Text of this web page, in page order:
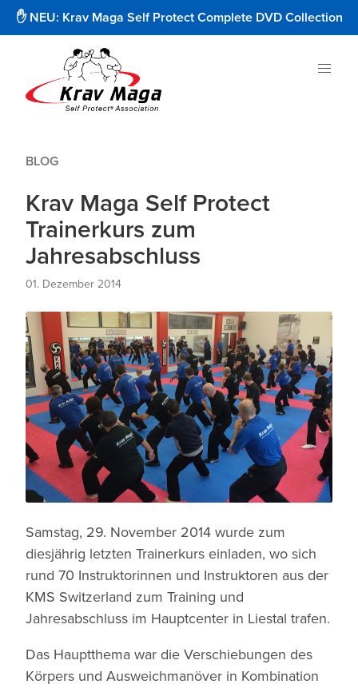
✋ NEU: Krav Maga Self Protect Complete DVD Collection
BLOG
Krav Maga Self Protect
Trainerkurs zum
Jahresabschluss
01. Dezember 2014
Samstag, 29. November 2014 wurde zum
diesjährig letzten Trainerkurs einladen, wo sich
rund 70 Instruktorinnen und Instruktoren aus der
KMS Switzerland zum Training und
Jahresabschluss im Hauptcenter in Liestal trafen.
Das Hauptthema war die Verschiebungen des
Körpers und Ausweichmanöver in Kombination